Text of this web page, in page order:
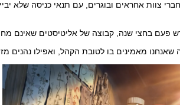
צוות אחראים ובוגרים, עם תנאי כניסה שלא
פעם בחצי שנה, קבוצה של אליטיסטים שאינם
מאמינים בו לטובת הקהל, ואפילו נהנים